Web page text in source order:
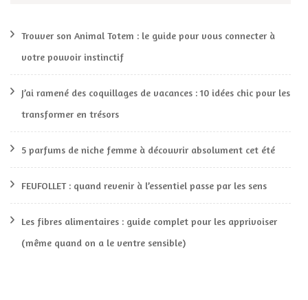
Trouver son Animal Totem : le guide pour vous connecter à
votre pouvoir instinctif
J’ai ramené des coquillages de vacances : 10 idées chic pour les
transformer en trésors
5 parfums de niche femme à découvrir absolument cet été
FEUFOLLET : quand revenir à l’essentiel passe par les sens
Les fibres alimentaires : guide complet pour les apprivoiser
(même quand on a le ventre sensible)